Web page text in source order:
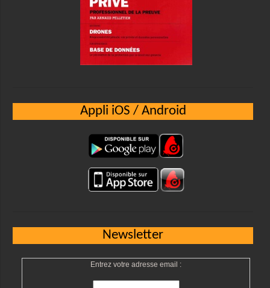
Appli iOS / Android
Newsletter
Entrez votre adresse email :